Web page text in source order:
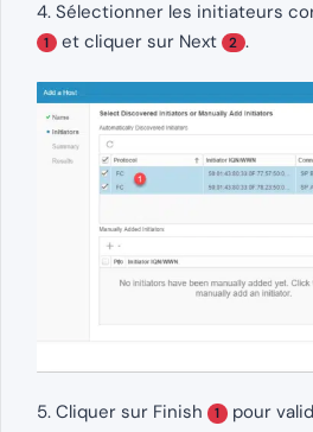
4. Sélectionner les initiateurs
1 et cliquer sur Next 2 .
5. Cliquer sur Finish 1 pour